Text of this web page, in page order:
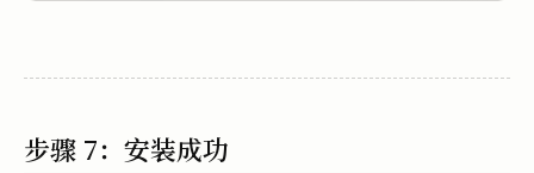
步骤 7：安装成功